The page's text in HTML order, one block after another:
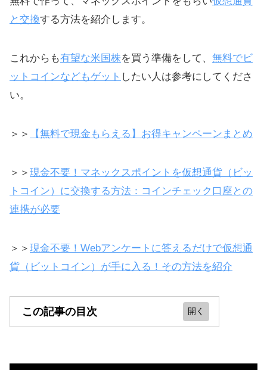
と交換する方法を紹介します。
これからも有望な米国株を買う準備をして、 無料でビ
ットコインなどもゲット したい人は参考にしてくださ
い。
＞＞ 【無料で現金もらえる】お得キャンペーンまとめ
＞＞ 現金不要！マネックスポイントを仮想通貨（ビッ
トコイン）に交換する方法：コインチェック口座との
連携が必要
＞＞ 現金不要！Webアンケートに答えるだけで仮想通
貨（ビットコイン）が手に入る！その方法を紹介
この記事の目次
で仮想通貨ゲット